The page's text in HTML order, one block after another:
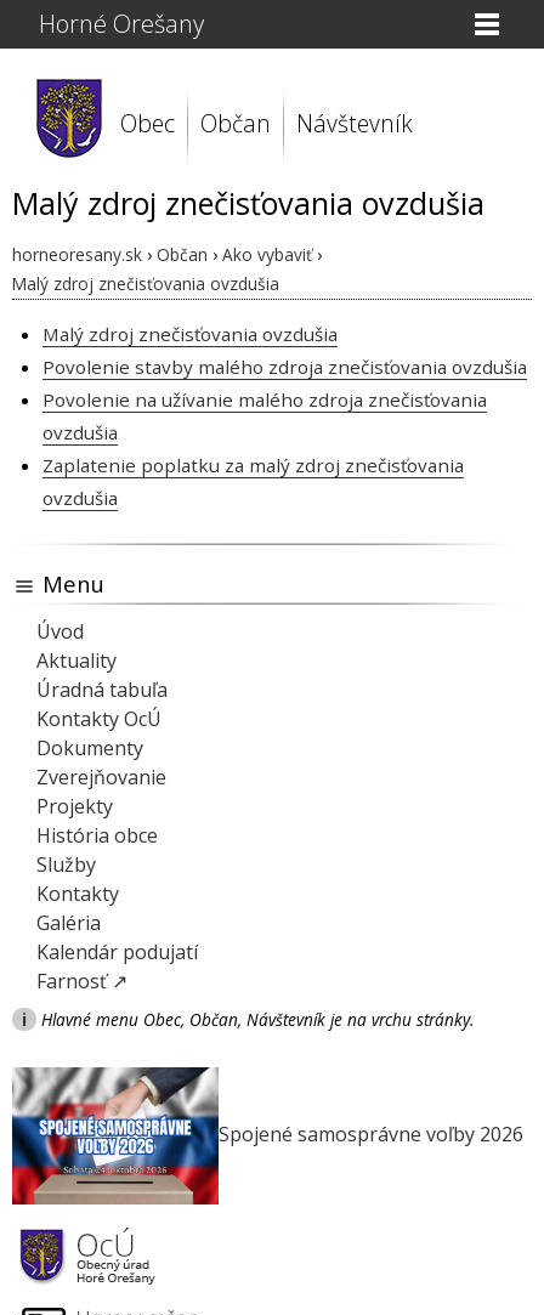
Horné Orešany
Obec Občan Návštevník
Malý zdroj znečisťovania ovzdušia
horneoresany.sk › Občan › Ako vybaviť›
Malý zdroj znečisťovania ovzdušia
Malý zdroj znečisťovania ovzdušia
Povolenie stavby malého zdroja znečisťovania ovzdušia
Povolenie na užívanie malého zdroja znečisťovania
ovzdušia
Zaplatenie poplatku za malý zdroj znečisťovania
ovzdušia
Menu
Úvod
Aktuality
Úradná tabuľa
Kontakty OcÚ
Dokumenty
Zverejňovanie
Projekty
História obce
Služby
Kontakty
Galéria
Kalendár podujatí
Farnosť ↗
i Hlavné menu Obec, Občan, Návštevník je na vrchu stránky.
Spojené samosprávne voľby 2026